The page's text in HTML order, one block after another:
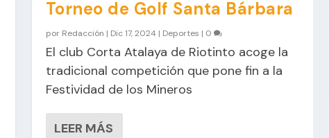
Torneo de Golf Santa Bárbara
por Redacción | Dic 17, 2024 | Deportes | 0
El club Corta Atalaya de Riotinto acoge la
tradicional competición que pone fin a la
Festividad de los Mineros
LEER MÁS